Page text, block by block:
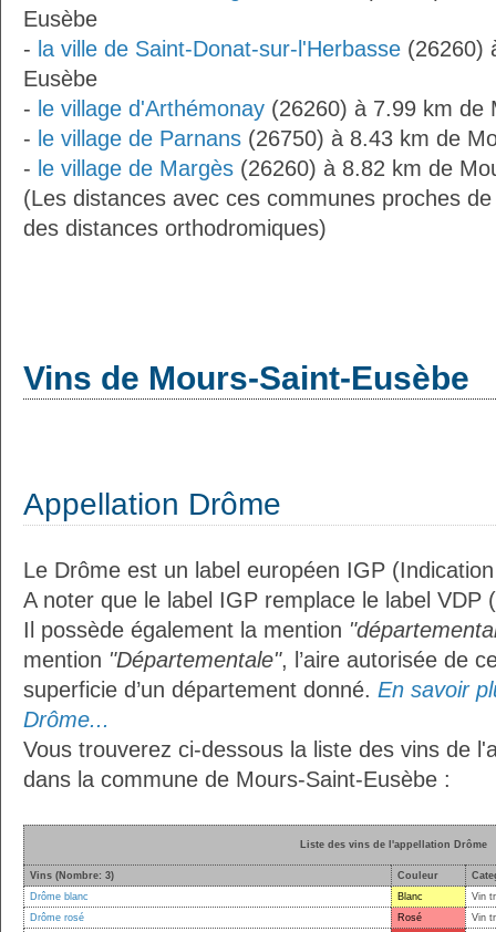
Eusèbe
- la ville de Saint-Donat-sur-l'Herbasse (26260)
Eusèbe
- le village d'Arthémonay (26260) à 7.99 km de
- le village de Parnans (26750) à 8.43 km de
- le village de Margès (26260) à 8.82 km de
(Les distances avec ces communes proches
des distances orthodromiques)
Vins de Mours-Saint-Eusèbe
Appellation Drôme
Le Drôme est un label européen IGP
A noter que le label IGP remplace le label VDP
Il possède également la mention
mention "Départementale", l’aire autorisée de
superficie d’un département donné. En savoir
Drôme...
Vous trouverez ci-dessous la liste des vins de
dans la commune de Mours-Saint-Eusèbe :
Liste des vins de l'appellation Drôme
Vins (Nombre: 3) Couleur
Drôme blanc
Blanc
Vin
Drôme rosé
Rosé
Vin